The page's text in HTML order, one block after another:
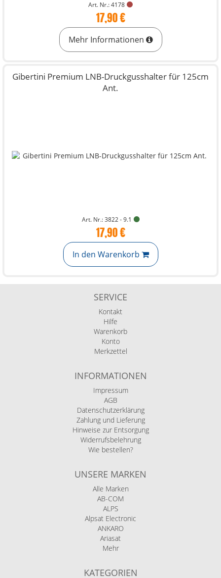
Art. Nr.: 4178
17,90 €
Mehr Informationen
Gibertini Premium LNB-Druckgusshalter für 125cm
Ant.
Art. Nr.: 3822 - 9.1
17,90 €
In den Warenkorb
SERVICE
Kontakt
Hilfe
Warenkorb
Konto
Merkzettel
INFORMATIONEN
Impressum
AGB
Datenschutzerklärung
Zahlung und Lieferung
Hinweise zur Entsorgung
Widerrufsbelehrung
Wie bestellen?
UNSERE MARKEN
Alle Marken
AB-COM
ALPS
Alpsat Electronic
ANKARO
Ariasat
Mehr
KATEGORIEN